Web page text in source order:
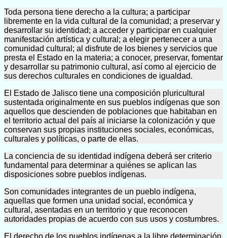
Toda persona tiene derecho a la cultura; a participar
libremente en la vida cultural de la comunidad; a preservar y
desarrollar su identidad; a acceder y participar en cualquier
manifestación artística y cultural; a elegir pertenecer a una
comunidad cultural; al disfrute de los bienes y servicios que
presta el Estado en la materia; a conocer, preservar, fomentar
y desarrollar su patrimonio cultural, así como al ejercicio de
sus derechos culturales en condiciones de igualdad.
El Estado de Jalisco tiene una composición pluricultural
sustentada originalmente en sus pueblos indígenas que son
aquellos que descienden de poblaciones que habitaban en
el territorio actual del país al iniciarse la colonización y que
conservan sus propias instituciones sociales, económicas,
culturales y políticas, o parte de ellas.
La conciencia de su identidad indígena deberá ser criterio
fundamental para determinar a quiénes se aplican las
disposiciones sobre pueblos indígenas.
Son comunidades integrantes de un pueblo indígena,
aquellas que formen una unidad social, económica y
cultural, asentadas en un territorio y que reconocen
autoridades propias de acuerdo con sus usos y costumbres.